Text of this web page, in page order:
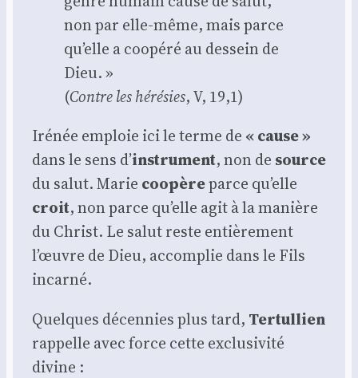
non par elle-même, mais parce
qu’elle a coopé­ré au des­sein de
Dieu. »
(Contre les héré­sies, V, 19,1)
Iré­née emploie ici le terme de « cause »
dans le sens d’ins­tru­ment, non de source
du salut. Marie coopèreparce qu’elle
croit, non parce qu’elle agit à la manière
du Christ. Le salut reste entiè­re­ment
l’œuvre de Dieu, accom­plie dans le Fils
incar­né.
Quelques décen­nies plus tard, Ter­tul­lien
rap­pelle avec force cette exclu­si­vi­té
divine :